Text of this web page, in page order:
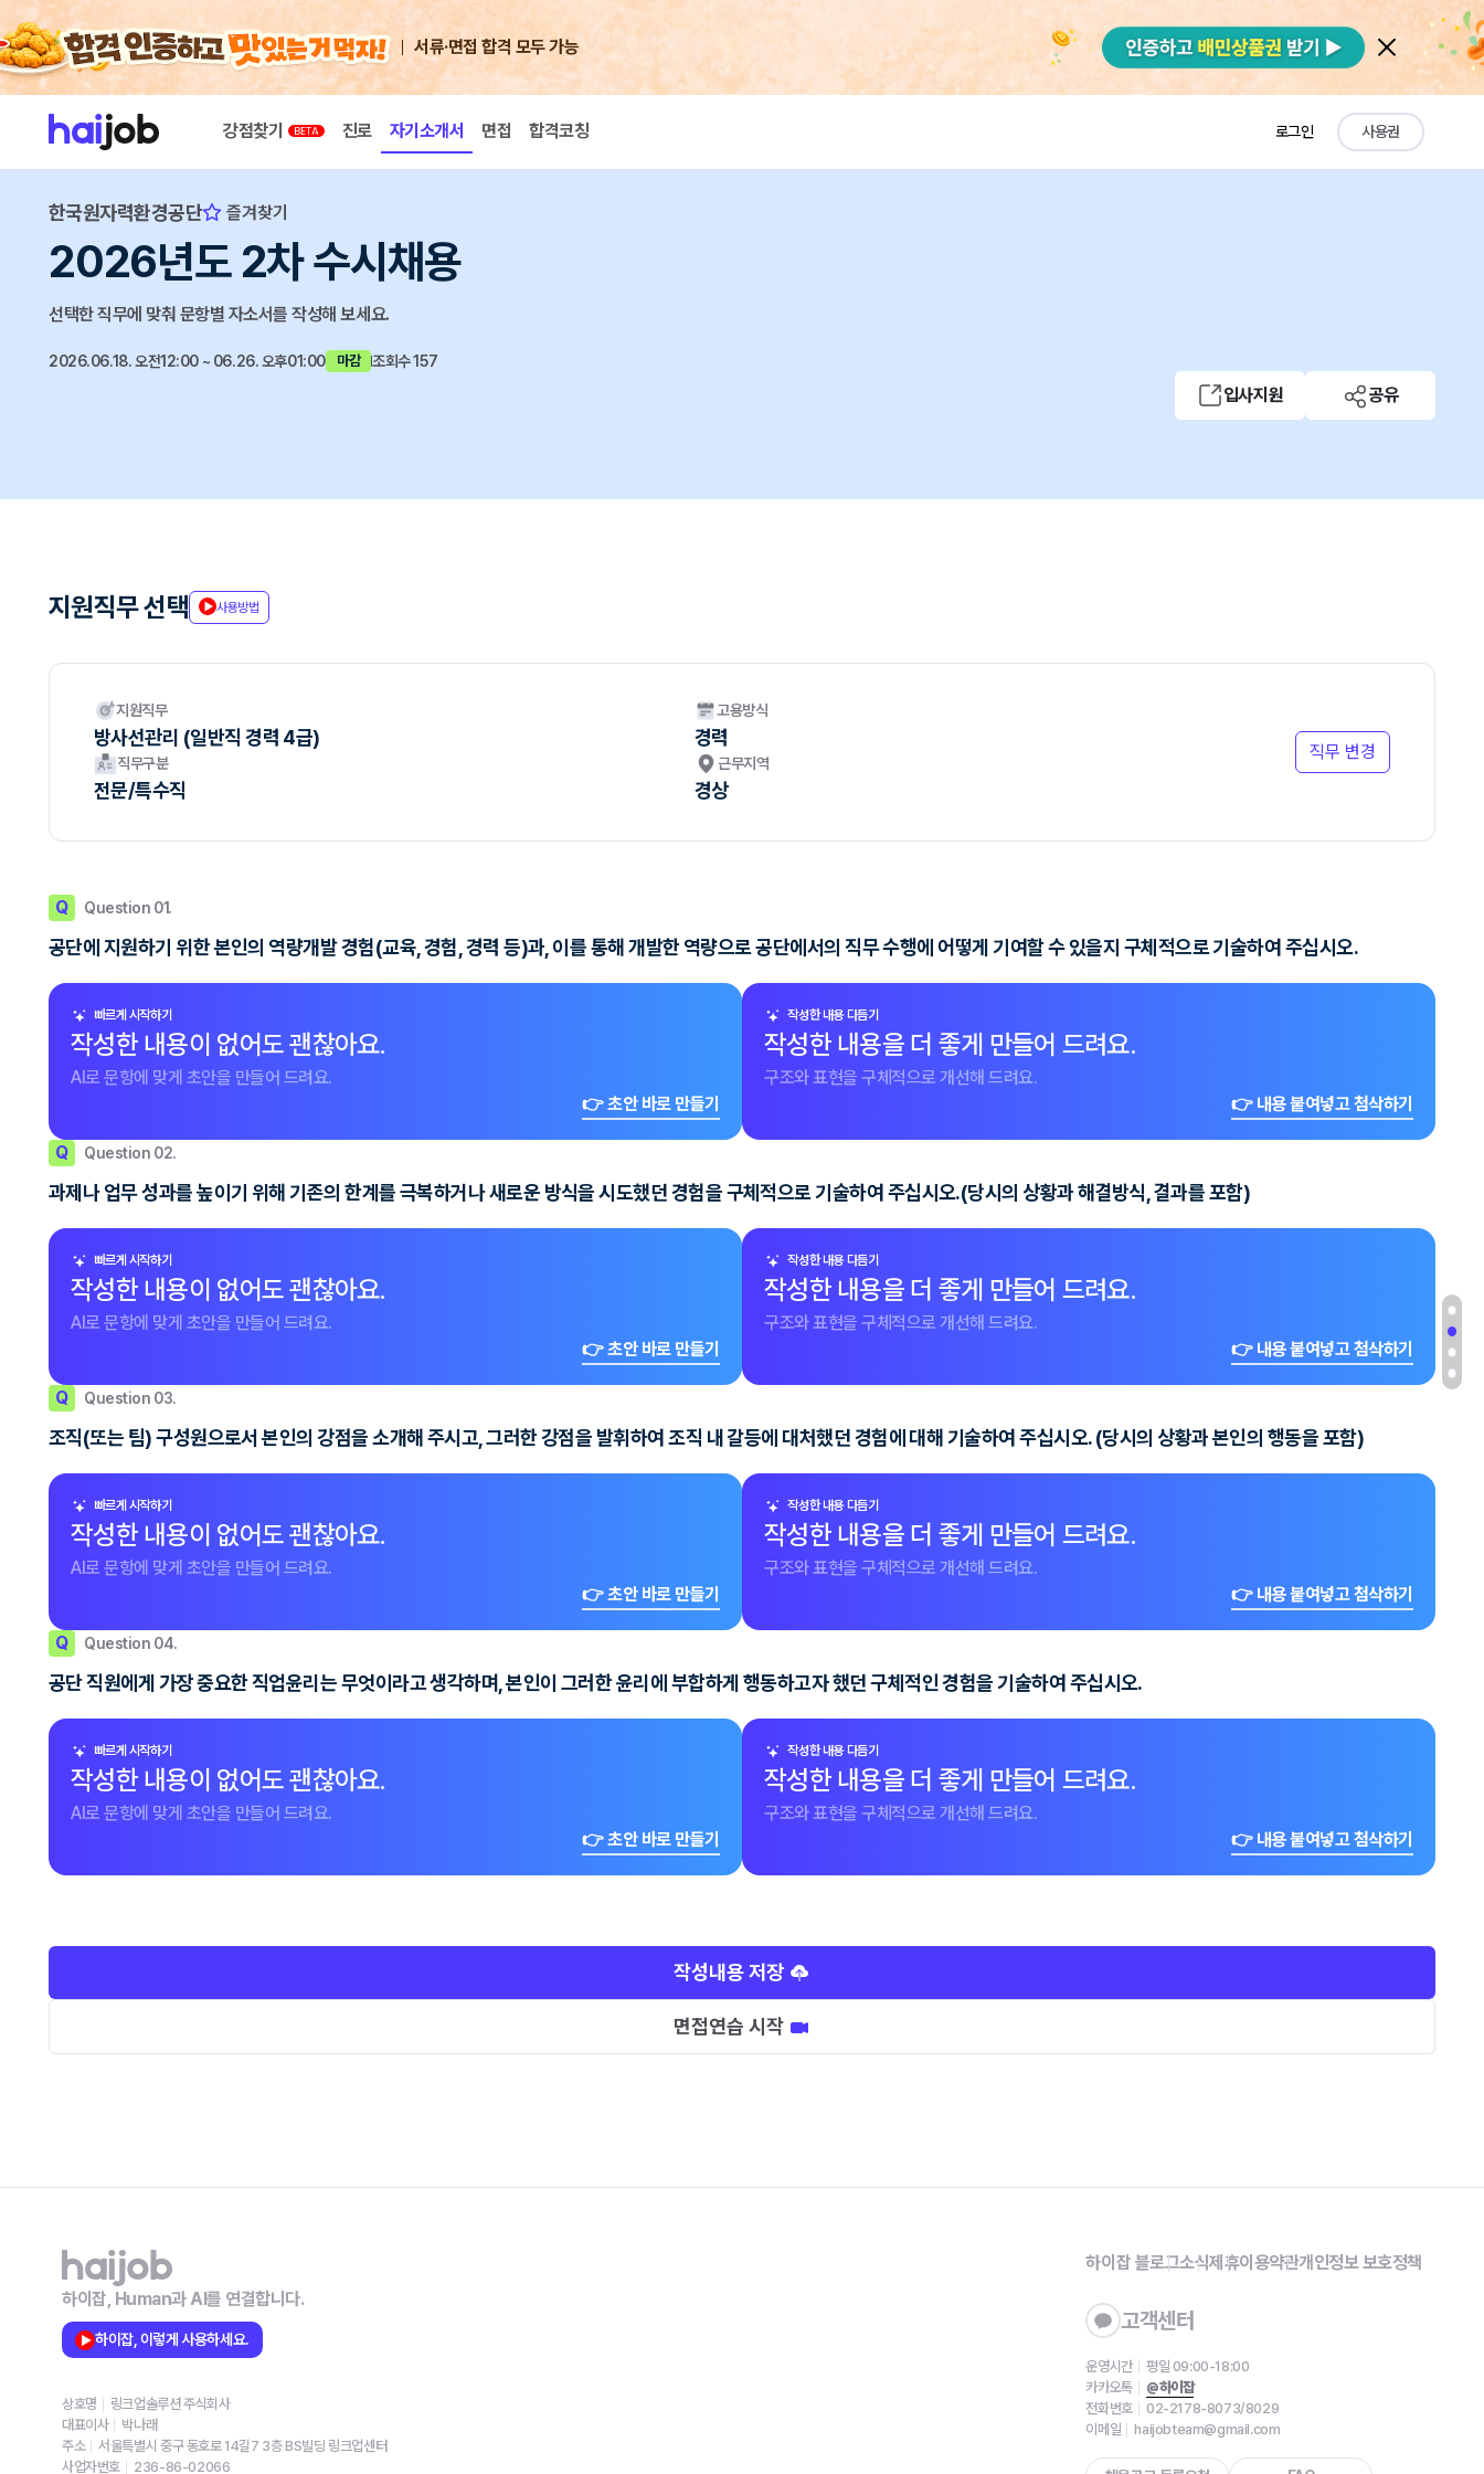
서류·면접 합격 모두 가능
강점찾기 진로 자기소개서 면접 합격코칭 로그인 사용권
한국원자력환경공단 즐겨찾기
2026년도 2차 수시채용
선택한 직무에 맞춰 문항별 자소서를 작성해 보세요.
2026.06.18. 오전12:00 ~ 06.26. 오후01:00 마감 조회수 157
입사지원 공유
지원직무 선택 사용방법
지원직무
방사선관리 (일반직 경력 4급)
고용방식
경력
직무구분
전문/특수직
근무지역
경상
직무 변경
Q Question 01.
공단에 지원하기 위한 본인의 역량개발 경험(교육, 경험, 경력 등)과, 이를 통해 개발한 역량으로 공단에서의 직무 수행에 어떻게 기여할 수 있을지 구체적으로 기술하여 주십시오.
빠르게 시작하기
작성한 내용이 없어도 괜찮아요.
AI로 문항에 맞게 초안을 만들어 드려요.
👉 초안 바로 만들기
작성한 내용 다듬기
작성한 내용을 더 좋게 만들어 드려요.
구조와 표현을 구체적으로 개선해 드려요.
👉 내용 붙여넣고 첨삭하기
Q Question 02.
과제나 업무 성과를 높이기 위해 기존의 한계를 극복하거나 새로운 방식을 시도했던 경험을 구체적으로 기술하여 주십시오.(당시의 상황과 해결방식, 결과를 포함)
빠르게 시작하기
작성한 내용이 없어도 괜찮아요.
AI로 문항에 맞게 초안을 만들어 드려요.
👉 초안 바로 만들기
작성한 내용 다듬기
작성한 내용을 더 좋게 만들어 드려요.
구조와 표현을 구체적으로 개선해 드려요.
👉 내용 붙여넣고 첨삭하기
Q Question 03.
조직(또는 팀) 구성원으로서 본인의 강점을 소개해 주시고, 그러한 강점을 발휘하여 조직 내 갈등에 대처했던 경험에 대해 기술하여 주십시오. (당시의 상황과 본인의 행동을 포함)
빠르게 시작하기
작성한 내용이 없어도 괜찮아요.
AI로 문항에 맞게 초안을 만들어 드려요.
👉 초안 바로 만들기
작성한 내용 다듬기
작성한 내용을 더 좋게 만들어 드려요.
구조와 표현을 구체적으로 개선해 드려요.
👉 내용 붙여넣고 첨삭하기
Q Question 04.
공단 직원에게 가장 중요한 직업윤리는 무엇이라고 생각하며, 본인이 그러한 윤리에 부합하게 행동하고자 했던 구체적인 경험을 기술하여 주십시오.
빠르게 시작하기
작성한 내용이 없어도 괜찮아요.
AI로 문항에 맞게 초안을 만들어 드려요.
👉 초안 바로 만들기
작성한 내용 다듬기
작성한 내용을 더 좋게 만들어 드려요.
구조와 표현을 구체적으로 개선해 드려요.
👉 내용 붙여넣고 첨삭하기
작성내용 저장
면접연습 시작
하이잡, Human과 AI를 연결합니다.
하이잡, 이렇게 사용하세요.
상호명
링크업솔루션 주식회사
대표이사
박나래
주소
서울특별시 중구 동호로 14길7 3층 BS빌딩 링크업센터
사업자번호
236-86-02066
하이잡 블로그소식제휴이용약관개인정보 보호정책
고객센터
운영시간
평일 09:00-18:00
카카오톡
@하이잡
전화번호
02-2178-8073/8029
이메일
haijobteam@gmail.com